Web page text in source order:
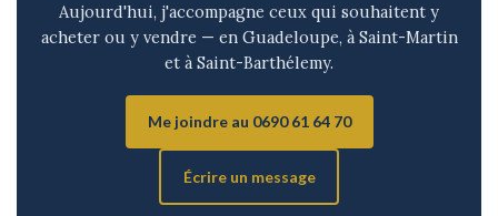
Aujourd'hui, j'accompagne ceux qui souhaitent y
acheter ou y vendre — en Guadeloupe, à Saint-Martin
et à Saint-Barthélemy.
Me joindre au 0690 61 64 70
Écrire un message